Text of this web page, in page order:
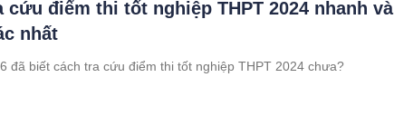
cứu điểm thi tốt nghiệp THPT 2024 nhanh và
nhất
đã biết cách tra cứu điểm thi tốt nghiệp THPT 2024 chưa?